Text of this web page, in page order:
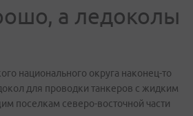
а ледоколы
национального округа наконец-то
для проводки танкеров с жидким
поселкам северо-восточной части